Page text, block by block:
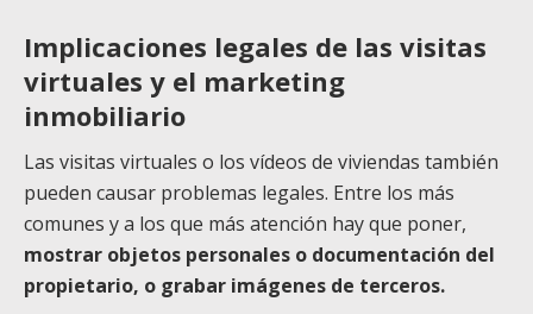
Implicaciones legales de las visitas
virtuales y el marketing
inmobiliario
Las visitas virtuales o los vídeos de viviendas también
pueden causar problemas legales. Entre los más
comunes y a los que más atención hay que poner,
mostrar objetos personales o documentación del
propietario, o grabar imágenes de terceros.